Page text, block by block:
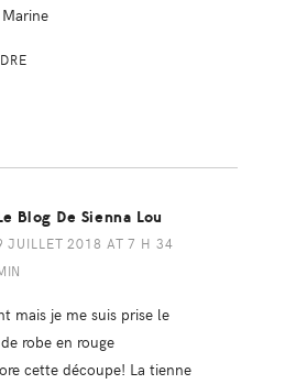
Blog De Sienna Lou
JUILLET 2018 AT 7 H 34
mais je me suis prise le
robe en rouge
cette découpe! La tienne